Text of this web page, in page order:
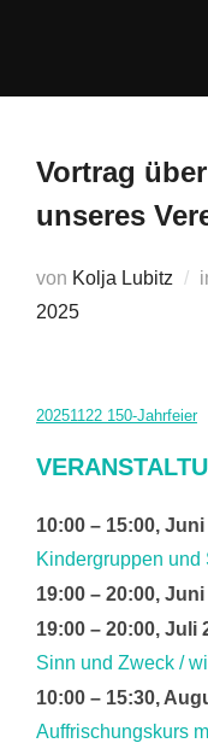
Vortrag
unseres
von Kolja Lubitz
2025
20251122 150-Jahrfeier
10:00 – 15:00, Juni
Kindergruppen und
19:00 – 20:00, Juni
19:00 – 20:00, Juli
Sinn und Zweck /
10:00 – 15:30,
Auffrischungskurs